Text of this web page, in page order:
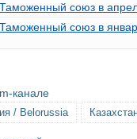
союз в
союз в
канале
/ Belorussia